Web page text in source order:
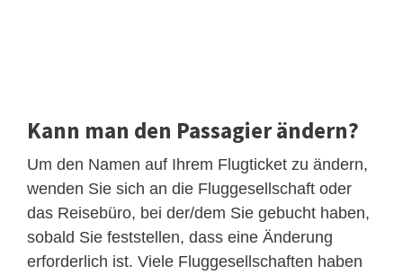
Kann man den Passagier ändern?
Um den Namen auf Ihrem Flugticket zu ändern,
wenden Sie sich an die Fluggesellschaft oder
das Reisebüro, bei der/dem Sie gebucht haben,
sobald Sie feststellen, dass eine Änderung
erforderlich ist. Viele Fluggesellschaften haben